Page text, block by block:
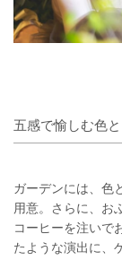
五感で愉しむ色
ガーデンには、色
用意。さらに、お
コーヒーを注いで
たような演出に、